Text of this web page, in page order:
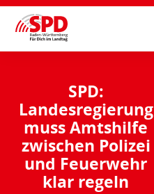
SPD:
Landesregierung
muss Amtshilfe
zwischen Polizei
und Feuerwehr
klar regeln